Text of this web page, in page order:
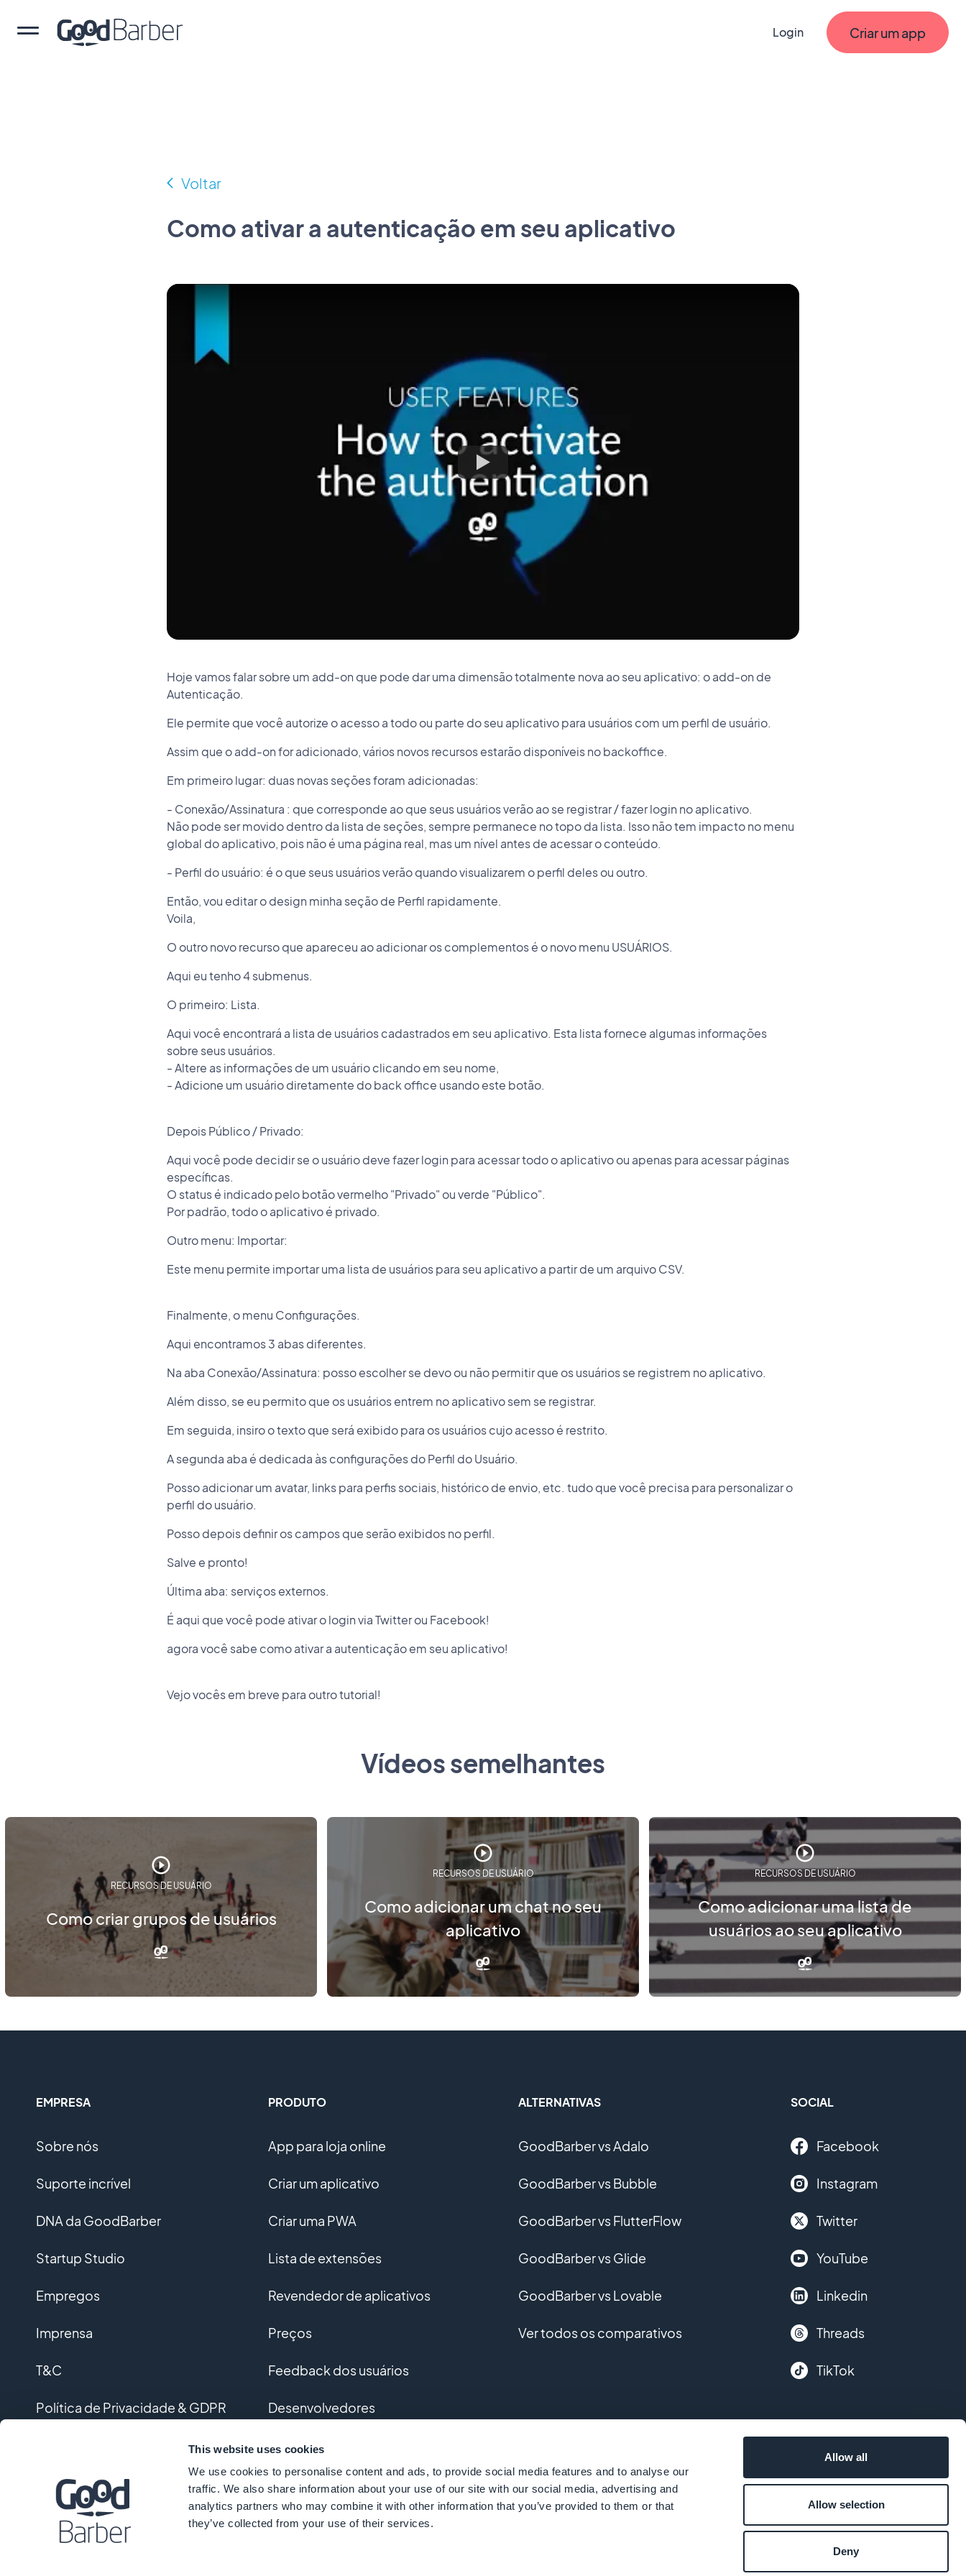
This website uses cookies
We use cookies to personalise content and ads, to provide social media features and to analyse our
traffic. We also share information about your use of our site with our social media, advertising and
analytics partners who may combine it with other information that you’ve provided to them or that
they’ve collected from your use of their services.
Allow all
Allow selection
Deny
Login Criar um app
Voltar
Como ativar a autenticação em seu aplicativo
Hoje vamos falar sobre um add-on que pode dar uma dimensão totalmente nova ao seu aplicativo: o add-on de
Autenticação.
Ele permite que você autorize o acesso a todo ou parte do seu aplicativo para usuários com um perfil de usuário.
Assim que o add-on for adicionado, vários novos recursos estarão disponíveis no backoffice.
Em primeiro lugar: duas novas seções foram adicionadas:
- Conexão/Assinatura : que corresponde ao que seus usuários verão ao se registrar / fazer login no aplicativo.
Não pode ser movido dentro da lista de seções, sempre permanece no topo da lista. Isso não tem impacto no menu
global do aplicativo, pois não é uma página real, mas um nível antes de acessar o conteúdo.
- Perfil do usuário: é o que seus usuários verão quando visualizarem o perfil deles ou outro.
Então, vou editar o design minha seção de Perfil rapidamente.
Voila,
O outro novo recurso que apareceu ao adicionar os complementos é o novo menu USUÁRIOS.
Aqui eu tenho 4 submenus.
O primeiro: Lista.
Aqui você encontrará a lista de usuários cadastrados em seu aplicativo. Esta lista fornece algumas informações
sobre seus usuários.
- Altere as informações de um usuário clicando em seu nome,
- Adicione um usuário diretamente do back office usando este botão.
Depois Público / Privado:
Aqui você pode decidir se o usuário deve fazer login para acessar todo o aplicativo ou apenas para acessar páginas
específicas.
O status é indicado pelo botão vermelho "Privado" ou verde "Público".
Por padrão, todo o aplicativo é privado.
Outro menu: Importar:
Este menu permite importar uma lista de usuários para seu aplicativo a partir de um arquivo CSV.
Finalmente, o menu Configurações.
Aqui encontramos 3 abas diferentes.
Na aba Conexão/Assinatura: posso escolher se devo ou não permitir que os usuários se registrem no aplicativo.
Além disso, se eu permito que os usuários entrem no aplicativo sem se registrar.
Em seguida, insiro o texto que será exibido para os usuários cujo acesso é restrito.
A segunda aba é dedicada às configurações do Perfil do Usuário.
Posso adicionar um avatar, links para perfis sociais, histórico de envio, etc. tudo que você precisa para personalizar o
perfil do usuário.
Posso depois definir os campos que serão exibidos no perfil.
Salve e pronto!
Última aba: serviços externos.
É aqui que você pode ativar o login via Twitter ou Facebook!
agora você sabe como ativar a autenticação em seu aplicativo!
Vejo vocês em breve para outro tutorial!
Vídeos semelhantes
RECURSOS DE USUÁRIO
Como criar grupos de usuários
RECURSOS DE USUÁRIO
Como adicionar um chat no seu
aplicativo
RECURSOS DE USUÁRIO
Como adicionar uma lista de
usuários ao seu aplicativo
EMPRESA
Sobre nós
Suporte incrível
DNA da GoodBarber
Startup Studio
Empregos
Imprensa
T&C
Política de Privacidade & GDPR
PRODUTO
App para loja online
Criar um aplicativo
Criar uma PWA
Lista de extensões
Revendedor de aplicativos
Preços
Feedback dos usuários
Desenvolvedores
Desenvolvimento personalizado
Glossário
ALTERNATIVAS
GoodBarber vs Adalo
GoodBarber vs Bubble
GoodBarber vs FlutterFlow
GoodBarber vs Glide
GoodBarber vs Lovable
Ver todos os comparativos
SOCIAL
Facebook
Instagram
Twitter
YouTube
Linkedin
Threads
TikTok